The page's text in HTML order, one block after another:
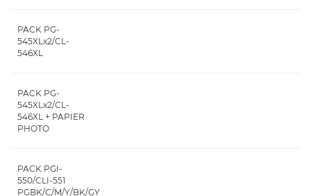
PACK PG-
545XLx2/CL-
546XL
PACK PG-
545XLx2/CL-
546XL + PAPIER
PHOTO
PACK PGI-
550/CLI-551
PGBK/C/M/Y/BK/GY